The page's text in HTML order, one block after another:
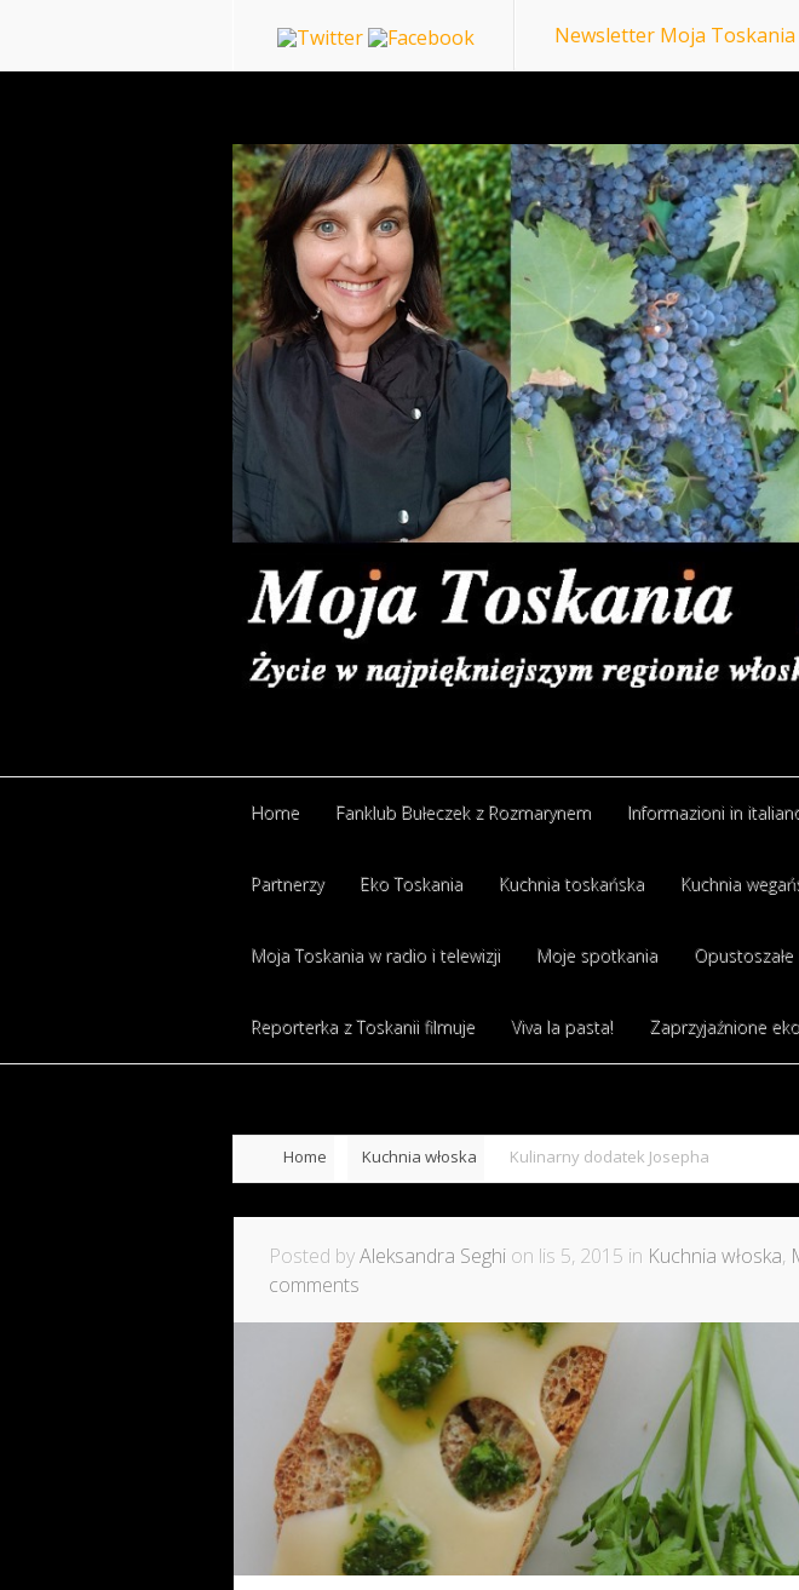
Newsletter Moja Toskania
Home Fanklub Bułeczek z Rozmarynem Informazioni in
Partnerzy Eko Toskania Kuchnia toskańska Kuchnia
Moja Toskania w radio i telewizji Moje spotkania
Reporterka z Toskanii filmuje Viva la pasta! Zaprzyjaźnione
Home Kuchnia włoska Kulinarny dodatek Josepha
Posted byAleksandra Seghi on lis 5, 2015 in Kuchnia włoska,
comments